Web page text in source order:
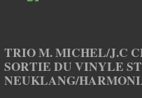
TRIO M. MICHEL/J.C
SORTIE DU VINYLE
NEUKLANG/